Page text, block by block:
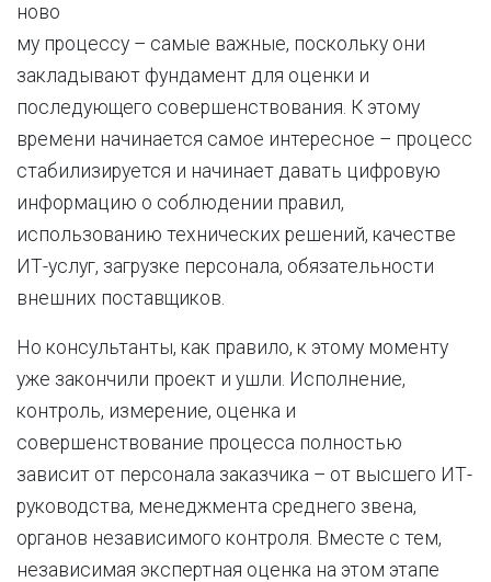
ново
му процессу – самые важные, поскольку они
закладывают фундамент для оценки и
последующего совершенствования. К этому
времени начинается самое интересное – процесс
стабилизируется и начинает давать цифровую
информацию о соблюдении правил,
использованию технических решений, качестве
ИТ-услуг, загрузке персонала, обязательности
внешних поставщиков.
Но консультанты, как правило, к этому моменту
уже закончили проект и ушли. Исполнение,
контроль, измерение, оценка и
совершенствование процесса полностью
зависит от персонала заказчика – от высшего ИТ-
руководства, менеджмента среднего звена,
органов независимого контроля. Вместе с тем,
независимая экспертная оценка на этом этапе